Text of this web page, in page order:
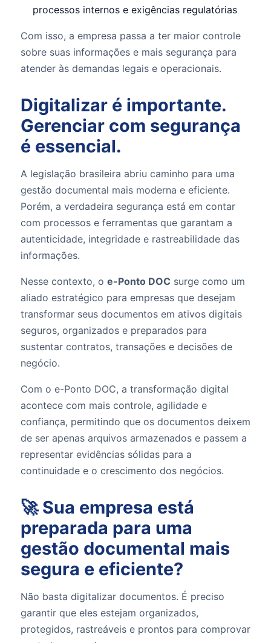
processos internos e exigências regulatórias
Com isso, a empresa passa a ter maior controle
sobre suas informações e mais segurança para
atender às demandas legais e operacionais.
Digitalizar é importante.
Gerenciar com segurança
é essencial.
A legislação brasileira abriu caminho para uma
gestão documental mais moderna e eficiente.
Porém, a verdadeira segurança está em contar
com processos e ferramentas que garantam a
autenticidade, integridade e rastreabilidade das
informações.
Nesse contexto, o e-Ponto DOC surge como um
aliado estratégico para empresas que desejam
transformar seus documentos em ativos digitais
seguros, organizados e preparados para
sustentar contratos, transações e decisões de
negócio.
Com o e-Ponto DOC, a transformação digital
acontece com mais controle, agilidade e
confiança, permitindo que os documentos deixem
de ser apenas arquivos armazenados e passem a
representar evidências sólidas para a
continuidade e o crescimento dos negócios.
🚀 Sua empresa está
preparada para uma
gestão documental mais
segura e eficiente?
Não basta digitalizar documentos. É preciso
garantir que eles estejam organizados,
protegidos, rastreáveis e prontos para comprovar